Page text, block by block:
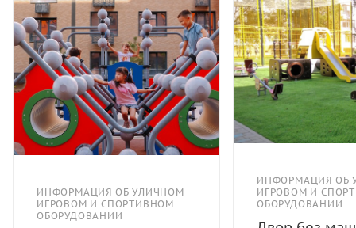
ИНФОРМАЦИЯ ОБ УЛИЧНОМ
ИГРОВОМ И СПОРТИВНОМ
ОБОРУДОВАНИИ
ИНФОРМАЦИЯ ОБ
ИГРОВОМ И
ОБОРУДОВАНИИ